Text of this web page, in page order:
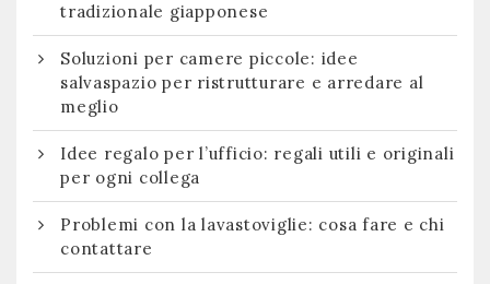
tradizionale giapponese
Soluzioni per camere piccole: idee
salvaspazio per ristrutturare e arredare al
meglio
Idee regalo per l’ufficio: regali utili e originali
per ogni collega
Problemi con la lavastoviglie: cosa fare e chi
contattare